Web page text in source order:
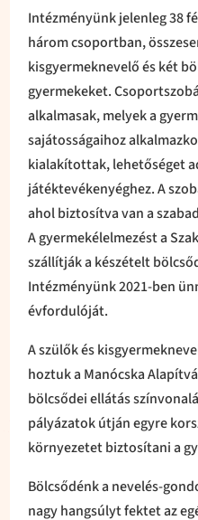
Intézményünk jelenleg 38
három csoportban,
kisgyermeknevelő és két
gyermekeket.
alkalmasak, melyek a
sajátosságaihoz
kialakítottak, lehetőséget
játéktevékenyéghez. A
ahol biztosítva van a
A gyermekélelmezést a
szállítják a készételt
Intézményünk 2021-ben
évfordulóját.
A szülők és
hoztuk a Manócska
bölcsődei ellátás
pályázatok útján egyre
környezetet biztosítani a
Bölcsődénk a nevelés-
nagy hangsúlyt fektet az